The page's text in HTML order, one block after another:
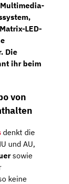
Multimedia-
Matrix-LED-
Die
ihr beim
von
denkt die
und AU,
sowie
keine